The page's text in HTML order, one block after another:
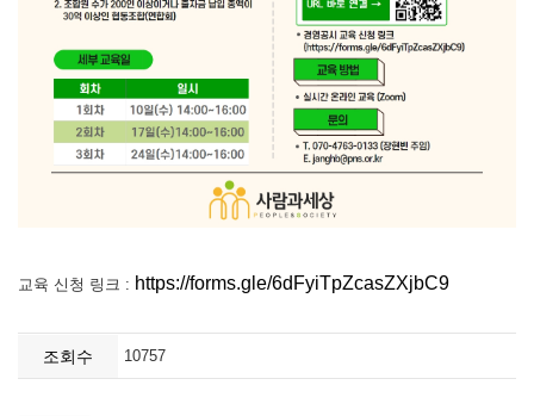
교육 신청 링크 : https://forms.gle/6dFyiTpZcasZXjbC9
조회수 10757